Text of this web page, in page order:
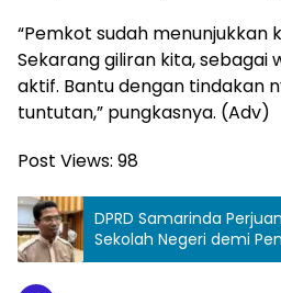
“Pemkot sudah menunjukkan
Sekarang giliran kita, sebagai
aktif. Bantu dengan tindakan
tuntutan,” pungkasnya. (Adv)
Post Views: 98
DPRD Samarinda
Sekolah Negeri demi